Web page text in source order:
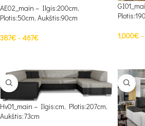
AE02_main – Ilgis:200cm,
Plotis:50cm, Aukštis:90cm
387€–467€ 1,000€–
Hv01_main – Ilgis:cm, Plotis:207cm,
Aukštis:73cm